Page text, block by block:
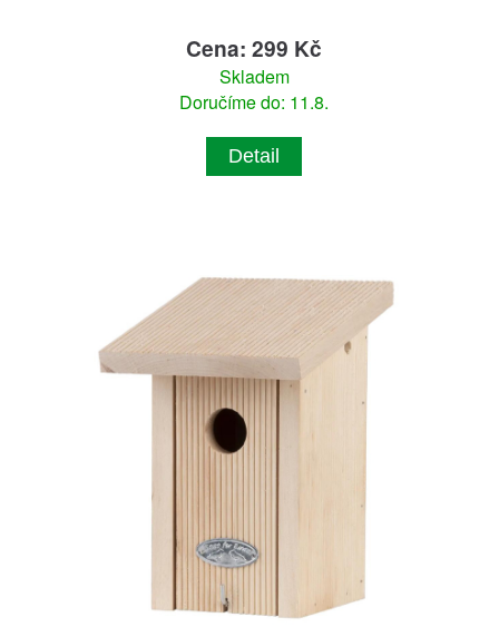
Cena: 299 Kč
Skladem
Doručíme do: 11.8.
Detail